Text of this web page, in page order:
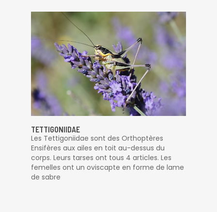
TETTIGONIIDAE
Les Tettigoniidae sont des Orthoptères
Ensifères aux ailes en toit au-dessus du
corps. Leurs tarses ont tous 4 articles. Les
femelles ont un oviscapte en forme de lame
de sabre